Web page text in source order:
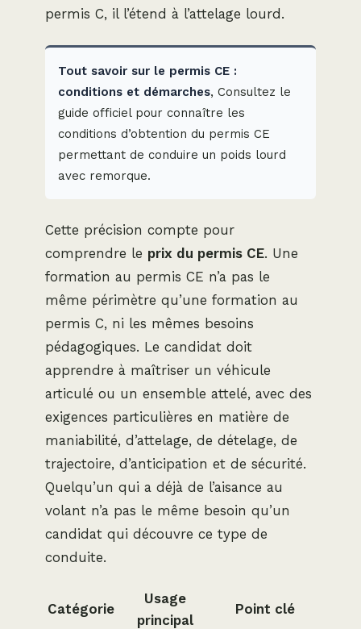
permis C, il l’étend à l’attelage lourd.
Tout savoir sur le permis CE :
conditions et démarches, Consultez le
guide officiel pour connaître les
conditions d’obtention du permis CE
permettant de conduire un poids lourd
avec remorque.
Cette précision compte pour
comprendre le prix du permis CE. Une
formation au permis CE n’a pas le
même périmètre qu’une formation au
permis C, ni les mêmes besoins
pédagogiques. Le candidat doit
apprendre à maîtriser un véhicule
articulé ou un ensemble attelé, avec des
exigences particulières en matière de
maniabilité, d’attelage, de dételage, de
trajectoire, d’anticipation et de sécurité.
Quelqu’un qui a déjà de l’aisance au
volant n’a pas le même besoin qu’un
candidat qui découvre ce type de
conduite.
Catégorie
Usage
principal
Point clé